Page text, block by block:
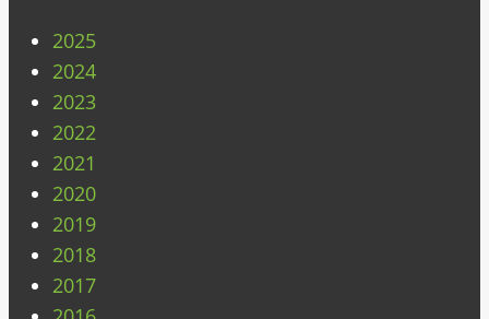
2025
2024
2023
2022
2021
2020
2019
2018
2017